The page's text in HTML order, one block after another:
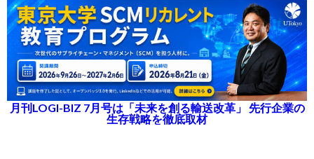
月刊LOGI-BIZ 7月号は「未来を創る輸送改革」 先行企業の
生存戦略を徹底取材